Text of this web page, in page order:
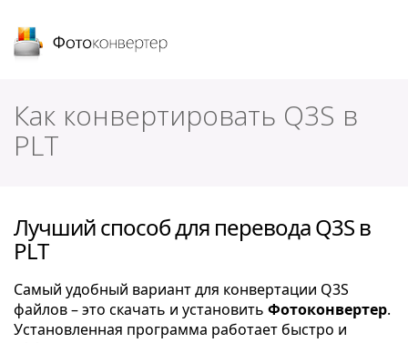
Как конвертировать Q3S в
PLT
Лучший способ для перевода Q3S в
PLT
Самый удобный вариант для конвертации Q3S
файлов – это скачать и установить Фотоконвертер.
Установленная программа работает быстро и